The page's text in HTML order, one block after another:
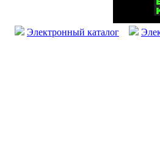
Электронный каталог